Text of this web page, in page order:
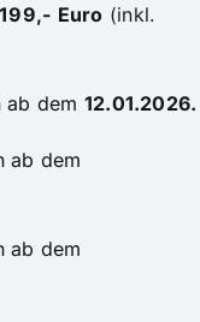
199,- Euro (inkl.
dem 12.01.2026.
ab dem
ab dem